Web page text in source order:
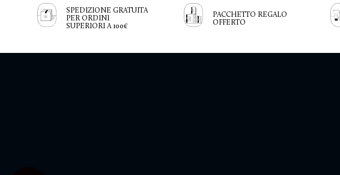
SPEDIZIONE GRATUITA
PER ORDINI
SUPERIORI A 100€
PACCHETTO REGALO
OFFERTO